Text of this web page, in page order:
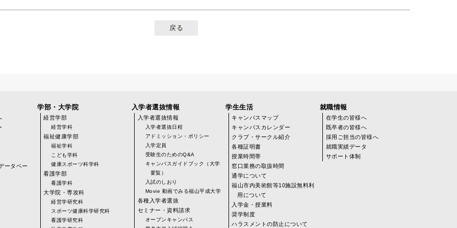
戻る
ータベー
学部・大学院
経営学部
経営学科
福祉健康学部
福祉学科
こども学科
健康スポーツ科学科
看護学部
看護学科
大学院・専攻科
経営学研究科
スポーツ健康科学研究科
看護学研究科
入学者選抜情報
入学者選抜情報
入学者選抜日程
アドミッション・ポリシー
入学定員
受験生のためのQ&A
キャンパスガイドブック（大学
要覧）
入試のしおり
Movie 動画でみる福山平成大学
各種入学者選抜
セミナー・資料請求
オープンキャンパス
学生生活
キャンパスマップ
キャンパスカレンダー
クラブ・サークル紹介
各種証明書
授業時間帯
窓口業務の取扱時間
通学について
福山市内美術館等10施設無料利
用について
入学金・授業料
奨学制度
ハラスメントの防止について
就職情報
在学生の皆様へ
既卒者の皆様へ
採用ご担当の皆様へ
就職実績データ
サポート体制